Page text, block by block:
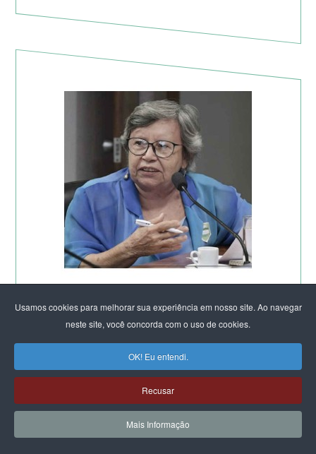
Usamos cookies para melhorar sua experiência em nosso site. Ao navegar
neste site, você concorda com o uso de cookies.
OK! Eu entendi.
Recusar
Mais Informação